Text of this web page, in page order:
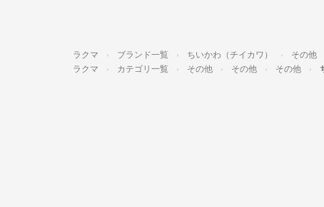
ラクマ ブランド一覧 ちいかわ（チイカワ） その他
ラクマ カテゴリ一覧 その他 その他 その他